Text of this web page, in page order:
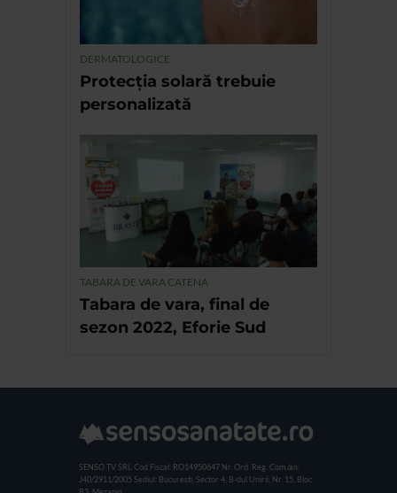
DERMATOLOGICE
Protecția solară trebuie
personalizată
TABARA DE VARA CATENA
Tabara de vara, final de
sezon 2022, Eforie Sud
SENSO TV SRL Cod Fiscal: RO14950647 Nr. Ord. Reg. Com./an:
J40/2911/2005 Sediul: Bucuresti, Sector 4, B-dul Unirii, Nr. 15, Bloc